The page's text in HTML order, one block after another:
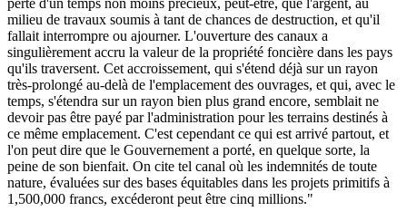
perte d'un temps non moins précieux, peut-être, que l'argent, au
milieu de travaux soumis à tant de chances de destruction, et qu'il
fallait interrompre ou ajourner. L'ouverture des canaux a
singulièrement accru la valeur de la propriété foncière dans les pays
qu'ils traversent. Cet accroissement, qui s'étend déjà sur un rayon
très-prolongé au-delà de l'emplacement des ouvrages, et qui, avec le
temps, s'étendra sur un rayon bien plus grand encore, semblait ne
devoir pas être payé par l'administration pour les terrains destinés à
ce même emplacement. C'est cependant ce qui est arrivé partout, et
l'on peut dire que le Gouvernement a porté, en quelque sorte, la
peine de son bienfait. On cite tel canal où les indemnités de toute
nature, évaluées sur des bases équitables dans les projets primitifs à
1,500,000 francs, excéderont peut être cinq millions."